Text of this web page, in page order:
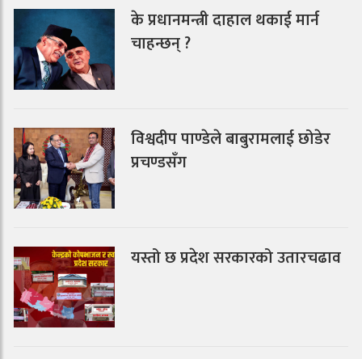
के प्रधानमन्त्री दाहाल थकाई मार्न
चाहन्छन् ?
विश्वदीप पाण्डेले बाबुरामलाई छोडेर
प्रचण्डसँग
यस्तो छ प्रदेश सरकारको उतारचढाव